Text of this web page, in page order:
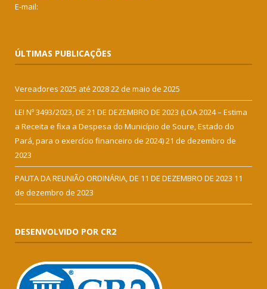
E-mail:
ÚLTIMAS PUBLICAÇÕES
Vereadores 2025 até 202822 de maio de 2025
LEI Nº 3493/2023, DE 21 DE DEZEMBRO DE 2023 (LOA 2024 – Estima
a Receita e fixa a Despesa do Município de Soure, Estado do
Pará, para o exercício financeiro de 2024)21 de dezembro de
2023
PAUTA DA REUNIÃO ORDINÁRIA, DE 11 DE DEZEMBRO DE 2023 11
de dezembro de 2023
DESENVOLVIDO POR CR2